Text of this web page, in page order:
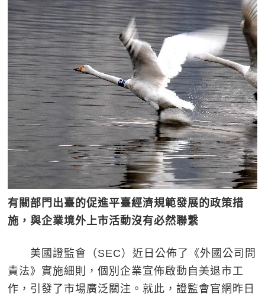
有關部門出臺的促進平臺經濟規範發展的政策措
施，與企業境外上市活動沒有必然聯繫
美國證監會（SEC）近日公佈了《外國公司問
責法》實施細則，個別企業宣佈啟動自美退市工
作，引發了市場廣泛關注。就此，證監會官網昨日